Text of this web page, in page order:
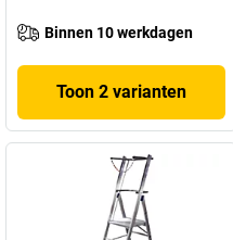
Binnen 10 werkdagen
Toon 2 varianten